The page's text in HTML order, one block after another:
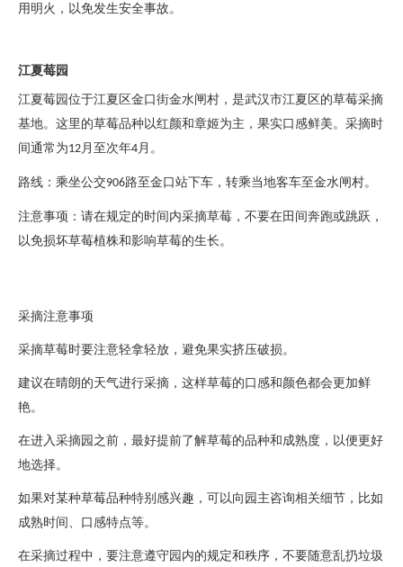
用明火，以免发生安全事故。
江夏莓园
江夏莓园位于江夏区金口街金水闸村，是武汉市江夏区的草莓采摘
基地。这里的草莓品种以红颜和章姬为主，果实口感鲜美。采摘时
间通常为12 月至次年4 月。
路线：乘坐公交906路至金口站下车，转乘当地客车至金水闸村。
注意事项：请在规定的时间内采摘草莓，不要在田间奔跑或跳跃，
以免损坏草莓植株和影响草莓的生长。
采摘注意事项
采摘草莓时要注意轻拿轻放，避免果实挤压破损。
建议在晴朗的天气进行采摘，这样草莓的口感和颜色都会更加鲜
艳。
在进入采摘园之前，最好提前了解草莓的品种和成熟度，以便更好
地选择。
如果对某种草莓品种特别感兴趣，可以向园主咨询相关细节，比如
成熟时间、口感特点等。
在采摘过程中，要注意遵守园内的规定和秩序，不要随意乱扔垃圾